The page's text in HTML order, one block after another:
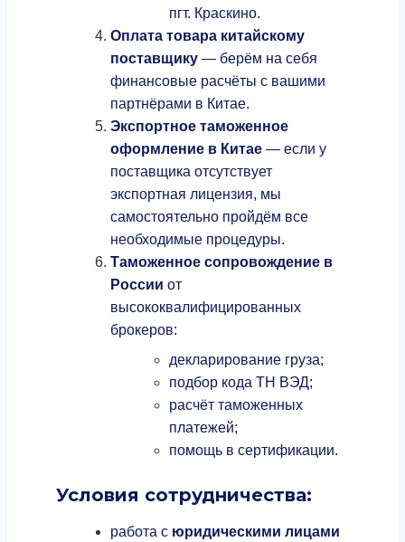
пгт. Краскино.
Оплата товара китайскому
поставщику — берём на себя
финансовые расчёты с вашими
партнёрами в Китае.
Экспортное таможенное
оформление в Китае — если у
поставщика отсутствует
экспортная лицензия, мы
самостоятельно пройдём все
необходимые процедуры.
Таможенное сопровождение в
России от
высококвалифицированных
брокеров:
декларирование груза;
подбор кода ТН ВЭД;
расчёт таможенных
платежей;
помощь в сертификации.
Условия сотрудничества:
работа с юридическими лицами